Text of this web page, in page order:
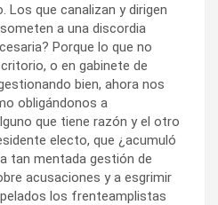
Los que canalizan y dirigen
a una discordia
Porque lo que no
o en gabinete de
bien, ahora nos
obligándonos a
que tiene razón y el otro
electo, que ¿acumuló
tan mentada gestión de
acusaciones y a esgrimir
los frenteamplistas